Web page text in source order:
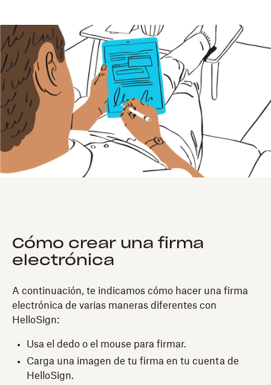
Cómo crear una firma
electrónica
A continuación, te indicamos cómo hacer una firma
electrónica de varias maneras diferentes con
HelloSign:
Usa el dedo o el mouse para firmar.
Carga una imagen de tu firma en tu cuenta de
HelloSign.